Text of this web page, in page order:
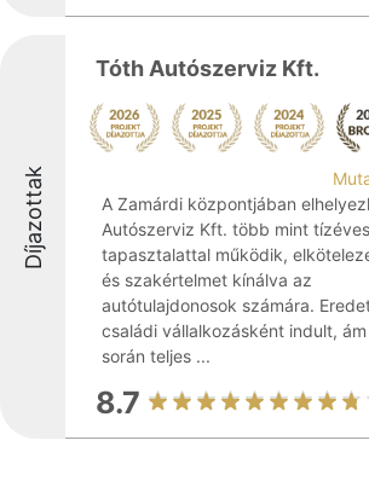
Díjazottak
Tóth Autószerviz Kft.
A Zamárdi központjában
Autószerviz Kft. több mint tízéves
tapasztalattal működik,
és szakértelmet kínálva az
autótulajdonosok számára.
családi vállalkozásként indult,
során teljes ...
8.7